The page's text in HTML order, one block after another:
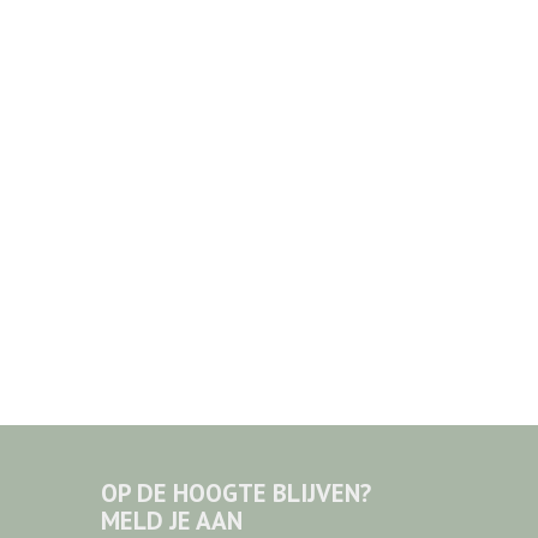
OP DE HOOGTE BLIJVEN?
MELD JE AAN